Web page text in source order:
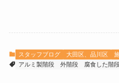
スタッフブログ 大田区、品川区
アルミ製階段
外階段 腐食した階